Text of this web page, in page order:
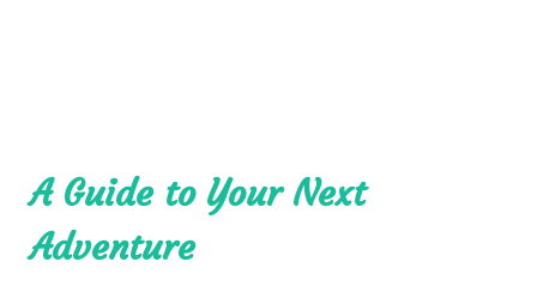
A Guide to Your Next
Adventure